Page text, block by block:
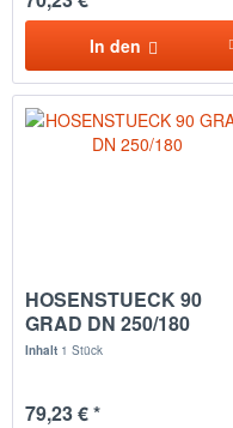
In den
HOSENSTUECK 90
GRAD DN 250/180
Inhalt 1 Stück
79,23 € *